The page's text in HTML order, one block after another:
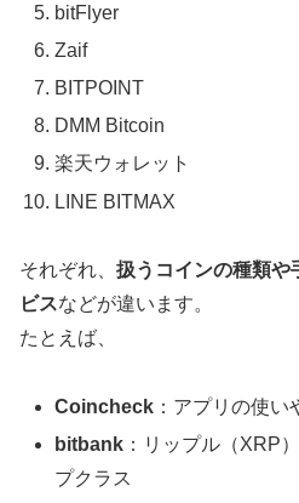
bitFlyer
Zaif
BITPOINT
DMM Bitcoin
楽天ウォレット
LINE BITMAX
それぞれ、 扱うコインの種類や
ビスなどが違います。
たとえば、
Coincheck ：アプリの使
bitbank ：リップル（XRP
プクラス